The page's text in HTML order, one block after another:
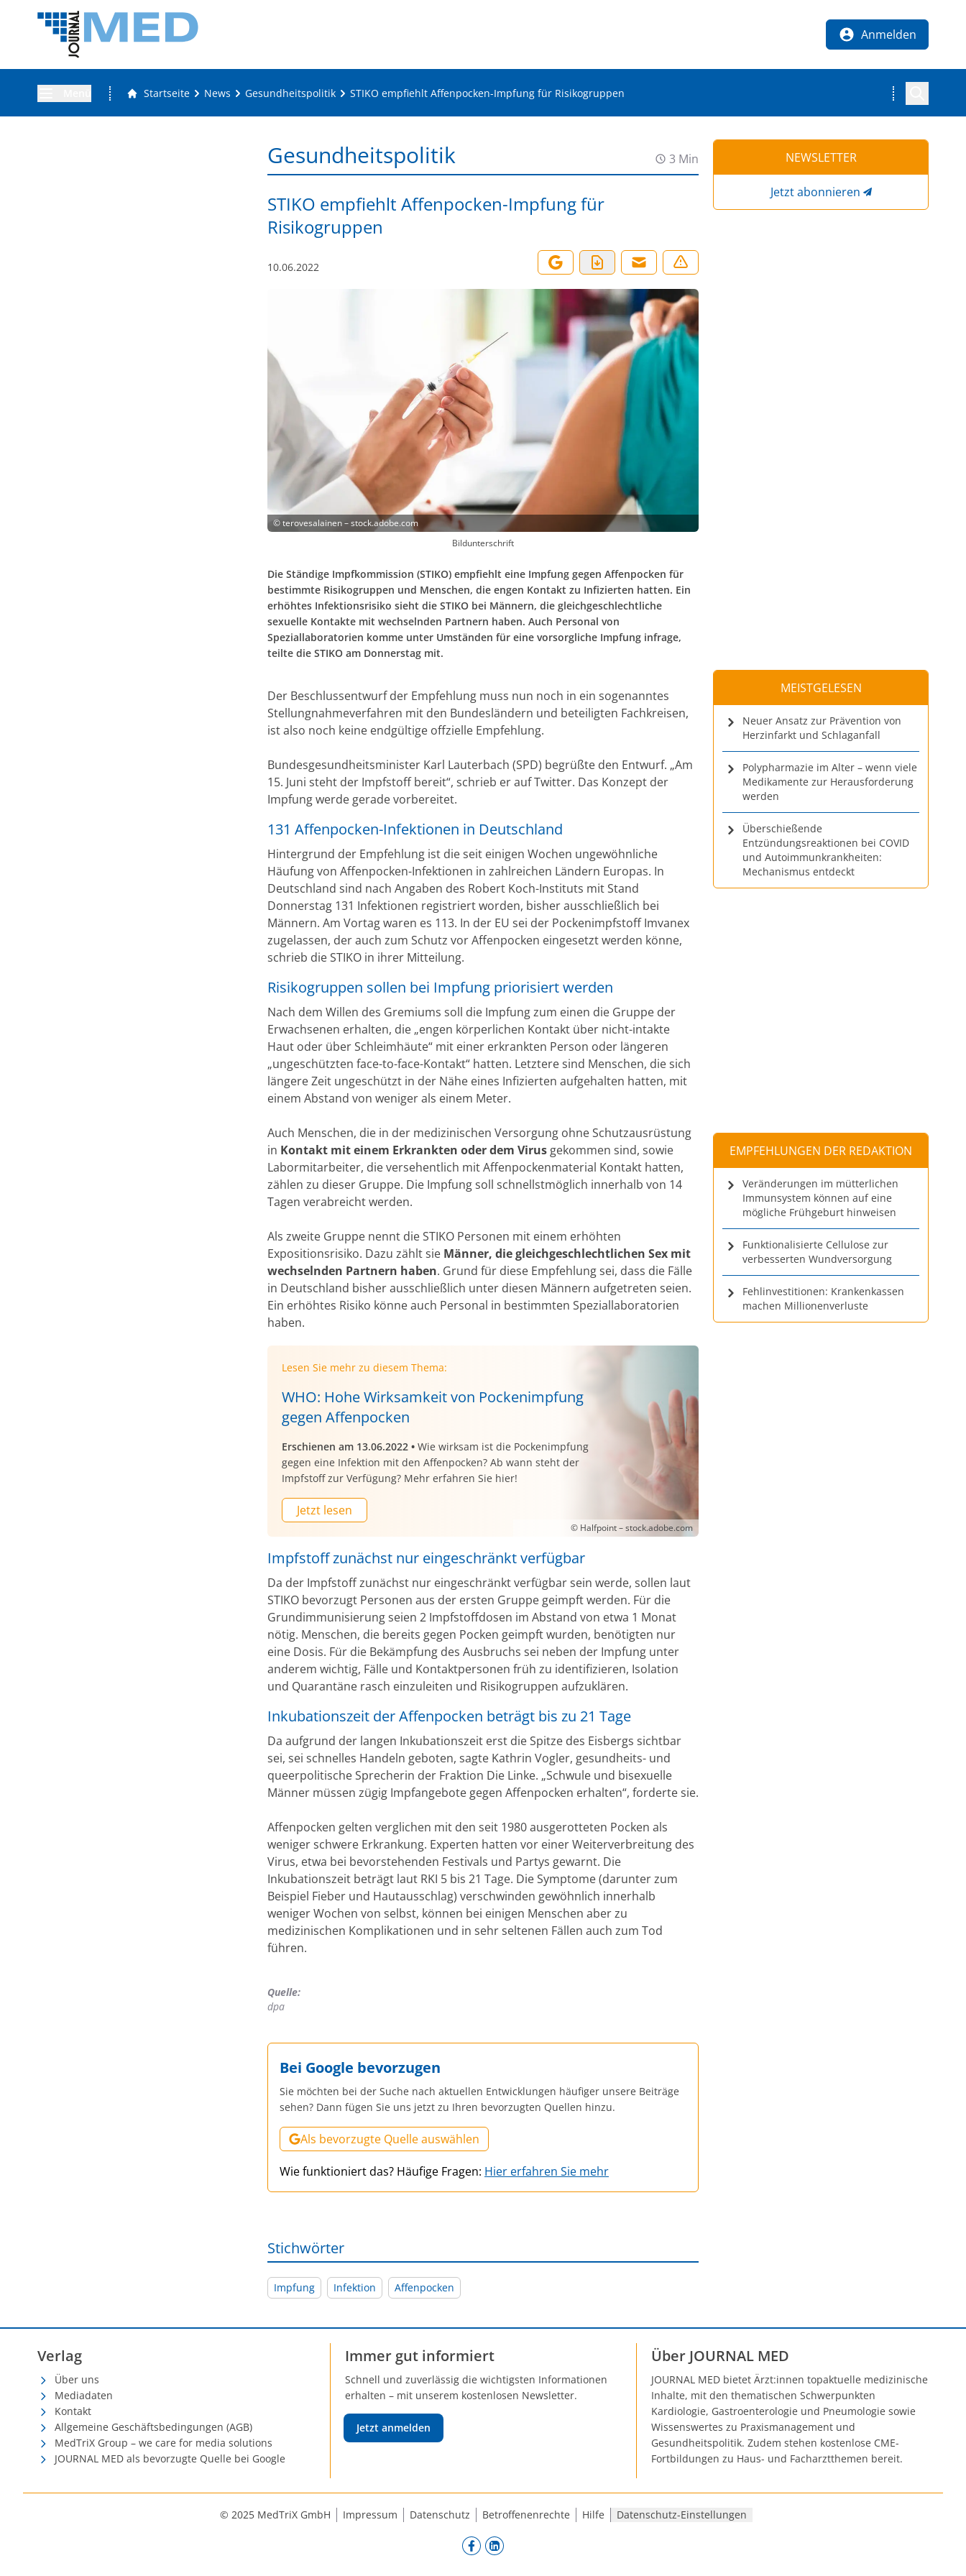
Anmelden
Startseite News Gesundheitspolitik STIKO empfiehlt Affenpocken-Impfung für Risikogruppen
Gesundheitspolitik 3 Min
STIKO empfiehlt Affenpocken-Impfung für
Risikogruppen
10.06.2022
©terovesalainen – stock.adobe.com
Bildunterschrift
Die Ständige Impfkommission (STIKO) empfiehlt eine Impfung gegen Affenpocken für
bestimmte Risikogruppen und Menschen, die engen Kontakt zu Infizierten hatten. Ein
erhöhtes Infektionsrisiko sieht die STIKO bei Männern, die gleichgeschlechtliche
sexuelle Kontakte mit wechselnden Partnern haben. Auch Personal von
Speziallaboratorien komme unter Umständen für eine vorsorgliche Impfung infrage,
teilte die STIKO am Donnerstag mit.
Der Beschlussentwurf der Empfehlung muss nun noch in ein sogenanntes
Stellungnahmeverfahren mit den Bundesländern und beteiligten Fachkreisen,
ist also noch keine endgültige offzielle Empfehlung.
Bundesgesundheitsminister Karl Lauterbach (SPD) begrüßte den Entwurf. „Am
15. Juni steht der Impfstoff bereit“, schrieb er auf Twitter. Das Konzept der
Impfung werde gerade vorbereitet.
131 Affenpocken-Infektionen in Deutschland
Hintergrund der Empfehlung ist die seit einigen Wochen ungewöhnliche
Häufung von Affenpocken-Infektionen in zahlreichen Ländern Europas. In
Deutschland sind nach Angaben des Robert Koch-Instituts mit Stand
Donnerstag 131 Infektionen registriert worden, bisher ausschließlich bei
Männern. Am Vortag waren es 113. In der EU sei der Pockenimpfstoff Imvanex
zugelassen, der auch zum Schutz vor Affenpocken eingesetzt werden könne,
schrieb die STIKO in ihrer Mitteilung.
Risikogruppen sollen bei Impfung priorisiert werden
Nach dem Willen des Gremiums soll die Impfung zum einen die Gruppe der
Erwachsenen erhalten, die „engen körperlichen Kontakt über nicht-intakte
Haut oder über Schleimhäute“ mit einer erkrankten Person oder längeren
„ungeschützten face-to-face-Kontakt“ hatten. Letztere sind Menschen, die sich
längere Zeit ungeschützt in der Nähe eines Infizierten aufgehalten hatten, mit
einem Abstand von weniger als einem Meter.
Auch Menschen, die in der medizinischen Versorgung ohne Schutzausrüstung
in Kontakt mit einem Erkrankten oder dem Virus gekommen sind, sowie
Labormitarbeiter, die versehentlich mit Affenpockenmaterial Kontakt hatten,
zählen zu dieser Gruppe. Die Impfung soll schnellstmöglich innerhalb von 14
Tagen verabreicht werden.
Als zweite Gruppe nennt die STIKO Personen mit einem erhöhten
Expositionsrisiko. Dazu zählt sie Männer, die gleichgeschlechtlichen Sex mit
wechselnden Partnern haben. Grund für diese Empfehlung sei, dass die Fälle
in Deutschland bisher ausschließlich unter diesen Männern aufgetreten seien.
Ein erhöhtes Risiko könne auch Personal in bestimmten Speziallaboratorien
haben.
Lesen Sie mehr zu diesem Thema:
WHO: Hohe Wirksamkeit von Pockenimpfung
gegen Affenpocken
Erschienen am 13.06.2022 • Wie wirksam ist die Pockenimpfung
gegen eine Infektion mit den Affenpocken? Ab wann steht der
Impfstoff zur Verfügung? Mehr erfahren Sie hier!
Jetzt lesen
© Halfpoint – stock.adobe.com
Impfstoff zunächst nur eingeschränkt verfügbar
Da der Impfstoff zunächst nur eingeschränkt verfügbar sein werde, sollen laut
STIKO bevorzugt Personen aus der ersten Gruppe geimpft werden. Für die
Grundimmunisierung seien 2 Impfstoffdosen im Abstand von etwa 1 Monat
nötig. Menschen, die bereits gegen Pocken geimpft wurden, benötigten nur
eine Dosis. Für die Bekämpfung des Ausbruchs sei neben der Impfung unter
anderem wichtig, Fälle und Kontaktpersonen früh zu identifizieren, Isolation
und Quarantäne rasch einzuleiten und Risikogruppen aufzuklären.
Inkubationszeit der Affenpocken beträgt bis zu 21 Tage
Da aufgrund der langen Inkubationszeit erst die Spitze des Eisbergs sichtbar
sei, sei schnelles Handeln geboten, sagte Kathrin Vogler, gesundheits- und
queerpolitische Sprecherin der Fraktion Die Linke. „Schwule und bisexuelle
Männer müssen zügig Impfangebote gegen Affenpocken erhalten“, forderte sie.
Affenpocken gelten verglichen mit den seit 1980 ausgerotteten Pocken als
weniger schwere Erkrankung. Experten hatten vor einer Weiterverbreitung des
Virus, etwa bei bevorstehenden Festivals und Partys gewarnt. Die
Inkubationszeit beträgt laut RKI 5 bis 21 Tage. Die Symptome (darunter zum
Beispiel Fieber und Hautausschlag) verschwinden gewöhnlich innerhalb
weniger Wochen von selbst, können bei einigen Menschen aber zu
medizinischen Komplikationen und in sehr seltenen Fällen auch zum Tod
führen.
Quelle:
dpa
Bei Google bevorzugen
Sie möchten bei der Suche nach aktuellen Entwicklungen häufiger unsere Beiträge
sehen? Dann fügen Sie uns jetzt zu Ihren bevorzugten Quellen hinzu.
Als bevorzugte Quelle auswählen
Wie funktioniert das? Häufige Fragen: Hier erfahren Sie mehr
Stichwörter
Impfung Infektion Affenpocken
NEWSLETTER
Jetzt abonnieren
MEISTGELESEN
Neuer Ansatz zur Prävention von
Herzinfarkt und Schlaganfall
Polypharmazie im Alter – wenn viele
Medikamente zur Herausforderung
werden
Überschießende
Entzündungsreaktionen bei COVID
und Autoimmunkrankheiten:
Mechanismus entdeckt
EMPFEHLUNGEN DER REDAKTION
Veränderungen im mütterlichen
Immunsystem können auf eine
mögliche Frühgeburt hinweisen
Funktionalisierte Cellulose zur
verbesserten Wundversorgung
Fehlinvestitionen: Krankenkassen
machen Millionenverluste
Verlag
Über uns
Mediadaten
Kontakt
Allgemeine Geschäftsbedingungen (AGB)
MedTriX Group – we care for media solutions
JOURNAL MED als bevorzugte Quelle bei Google
Immer gut informiert
Schnell und zuverlässig die wichtigsten Informationen
erhalten – mit unserem kostenlosen Newsletter.
Jetzt anmelden
Über JOURNAL MED
JOURNAL MED bietet Ärzt:innen topaktuelle medizinische
Inhalte, mit den thematischen Schwerpunkten
Kardiologie, Gastroenterologie und Pneumologie sowie
Wissenswertes zu Praxismanagement und
Gesundheitspolitik. Zudem stehen kostenlose CME-
Fortbildungen zu Haus- und Facharztthemen bereit.
© 2025 MedTriX GmbH Impressum Datenschutz Betroffenenrechte Hilfe Datenschutz-Einstellungen